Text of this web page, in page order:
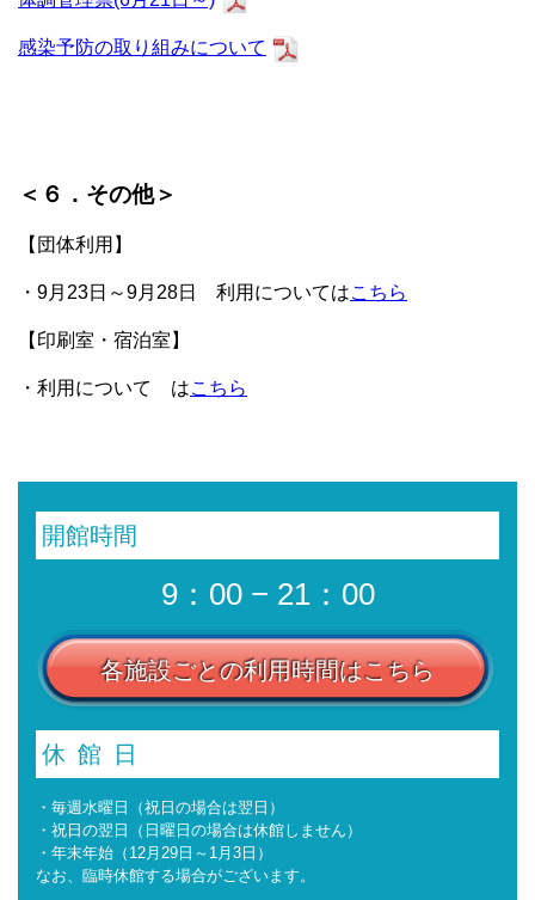
感染予防の取り組みについて
＜６．その他＞
【団体利用】
・9月23日～9月28日 利用についてはこちら
【印刷室・宿泊室】
・利用について はこちら
開館時間
9：00 − 21：00
各施設ごとの利用時間はこちら
休館日
・毎週水曜日（祝日の場合は翌日）
・祝日の翌日（日曜日の場合は休館しません）
・年末年始（12月29日～1月3日）
なお、臨時休館する場合がございます。